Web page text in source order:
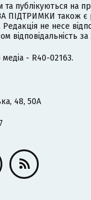
публікуються на
ПІДТРИМКИ також
не несе
відповідальність
- R40-02163.
48, 50А